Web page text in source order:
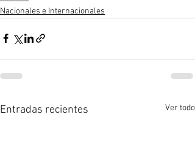
Nacionales e Internacionales
Entradas recientes Ver todo